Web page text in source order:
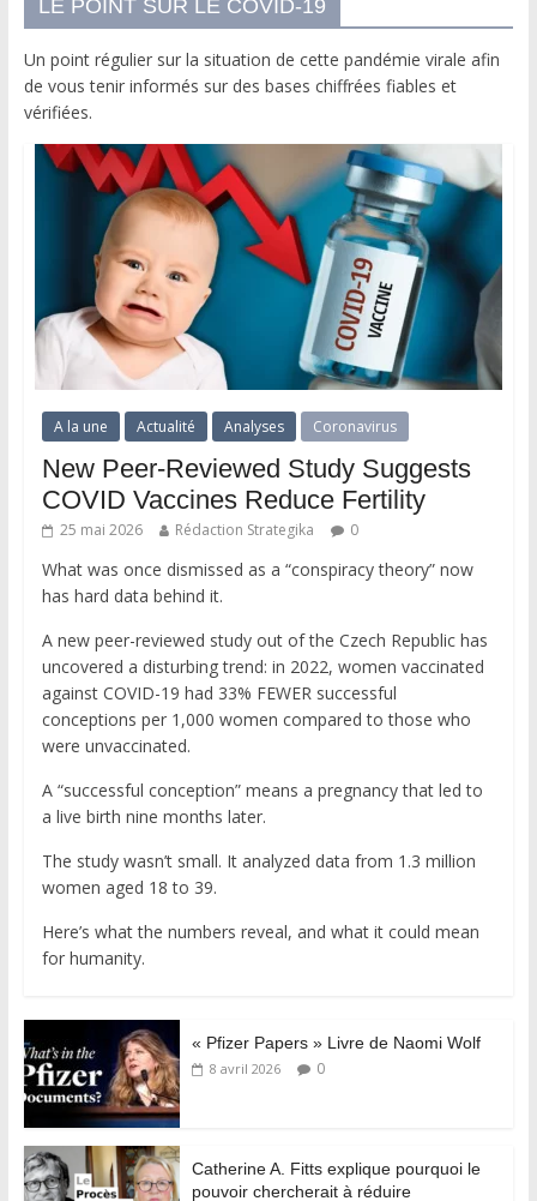
LE POINT SUR LE COVID-19
Un point régulier sur la situation de cette pandémie virale afin
de vous tenir informés sur des bases chiffrées fiables et
vérifiées.
A la une Actualité Analyses Coronavirus
New Peer-Reviewed Study Suggests
COVID Vaccines Reduce Fertility
25 mai 2026 Rédaction Strategika 0
What was once dismissed as a “conspiracy theory” now
has hard data behind it.
A new peer-reviewed study out of the Czech Republic has
uncovered a disturbing trend: in 2022, women vaccinated
against COVID-19 had 33% FEWER successful
conceptions per 1,000 women compared to those who
were unvaccinated.
A “successful conception” means a pregnancy that led to
a live birth nine months later.
The study wasn’t small. It analyzed data from 1.3 million
women aged 18 to 39.
Here’s what the numbers reveal, and what it could mean
for humanity.
« Pfizer Papers » Livre de Naomi Wolf
8 avril 2026 0
Catherine A. Fitts explique pourquoi le
pouvoir chercherait à réduire